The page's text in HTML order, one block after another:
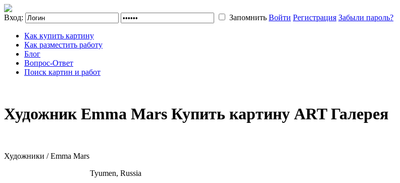
Вход: Запомнить Войти Регистрация Забыли пароль?
Как купить картину
Как разместить работу
Блог
Вопрос-Ответ
Поиск картин и работ
Художник Emma Mars Купить картину ART Галерея
Художники / Emma Mars
Tyumen, Russia